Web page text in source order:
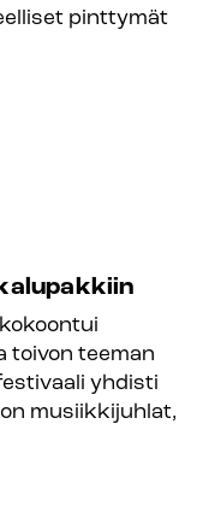
pinttymät
toivon teeman
yhdisti
musiikkijuhlat,